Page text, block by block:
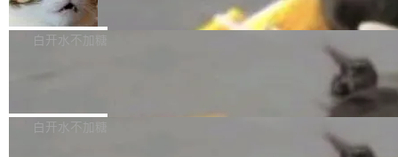
撑庞大支出的资金来源却呈现出截然不同的面
貌。数据显示，微软和 Meta 主要依托充沛的经
sh | bash 安装一个能在大项目里自动规划、写
代码、验证结果的 AI 终端工具。 据介绍，Muse
个主 agent 循环，外加一组后台 agent。这些后
准 AI 能力认知
机器出题的前提，是让机器拥有全局视野。整个
构建流程可以分为四个环节：建图 → 控制难度
白开水不加糖
库，并将作为transport接入Mooncake TENT。
白开水不加糖